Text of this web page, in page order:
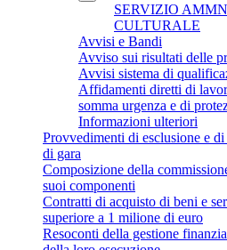
SERVIZIO
CULTURALE
Avvisi e Bandi
Avviso sui risultati delle
Avvisi sistema di
Affidamenti diretti di
somma urgenza e di
Informazioni ulteriori
Provvedimenti di esclusione e
di gara
Composizione della
suoi componenti
Contratti di acquisto di beni e
superiore a 1 milione di euro
Resoconti della gestione